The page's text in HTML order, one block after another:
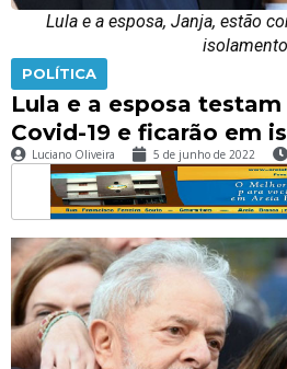
Lula e a esposa, Janja, estão
isolamento
POLÍTICA
Lula e a esposa
Covid-19 e ficarão em
Luciano Oliveira 5 de junho de 2022